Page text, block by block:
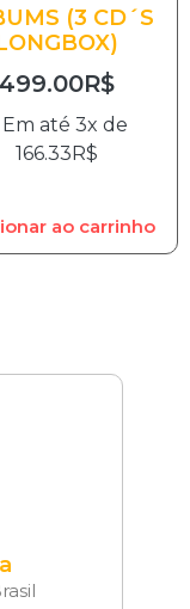
(3 CD´S
499.00R$
Em até 3x de
166.33R$
ao carrinho